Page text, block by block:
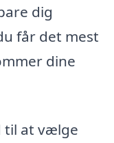
dig
får det mest
dine
til at vælge